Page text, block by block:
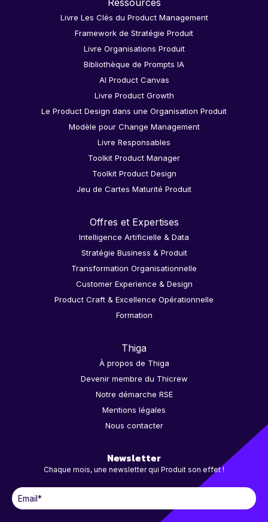
Ressources
Livre Les Clés du Product Management
Framework de Stratégie Produit
Livre Organisations Produit
Bibliothèque de Prompts IA
AI Product Canvas
Livre Product Growth
Le Product Design dans une Organisation Produit
Modèle pour Change Management
Livre Responsables
Toolkit Product Manager
Toolkit Product Design
Jeu de Cartes Maturité Produit
Offres et Expertises
Intelligence Artificielle & Data
Stratégie Business & Produit
Transformation Organisationnelle
Customer Experience & Design
Product Craft & Excellence Opérationnelle
Formation
Thiga
À propos de Thiga
Devenir membre du Thicrew
Notre démarche RSE
Mentions légales
Nous contacter
Newsletter
Chaque mois, une newsletter qui Produit son effet !